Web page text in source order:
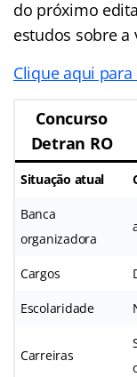
do próximo
estudos sobre a
Clique aqui
Concurso
Detran RO
Situação atual
Banca
organizadora
Cargos
Escolaridade
Carreiras